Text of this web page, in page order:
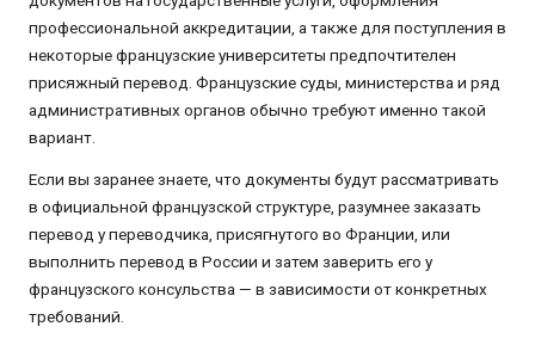
профессиональной аккредитации, а также для поступления в
некоторые французские университеты предпочтителен
присяжный перевод. Французские суды, министерства и ряд
административных органов обычно требуют именно такой
вариант.
Если вы заранее знаете, что документы будут рассматривать
в официальной французской структуре, разумнее заказать
перевод у переводчика, присягнутого во Франции, или
выполнить перевод в России и затем заверить его у
французского консульства — в зависимости от конкретных
требований.